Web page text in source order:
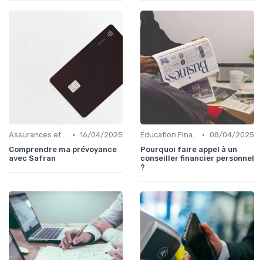
Assurances et Protections Financières • 16/04/2025
Comprendre ma prévoyance
avec Safran
Éducation Financière • 08/04/2025
Pourquoi faire appel à un
conseiller financier personnel
?